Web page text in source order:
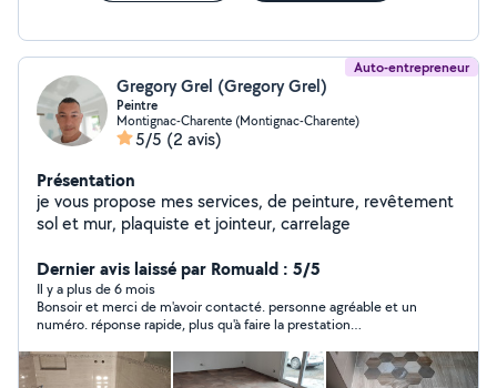
Auto-entrepreneur
Gregory Grel (Gregory Grel)
Peintre
Montignac-Charente (Montignac-Charente)
5/5 (2 avis)
Présentation
je vous propose mes services, de peinture, revêtement
sol et mur, plaquiste et jointeur, carrelage
Dernier avis laissé par Romuald : 5/5
Il y a plus de 6 mois
Bonsoir et merci de m'avoir contacté. personne agréable et un
numéro. réponse rapide, plus qu'à faire la prestation